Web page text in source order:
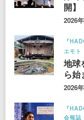
開】
2026
『
エモト
地球
ら
2026
『
会報誌